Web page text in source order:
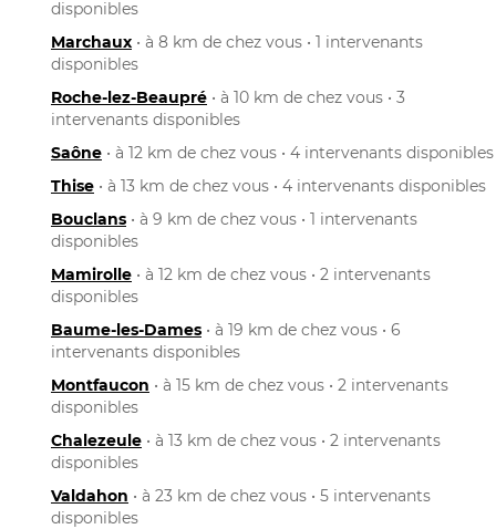
disponibles
Marchaux • à 8 km de chez vous • 1 intervenants
disponibles
Roche-lez-Beaupré • à 10 km de chez vous • 3
intervenants disponibles
Saône • à 12 km de chez vous • 4 intervenants disponibles
Thise • à 13 km de chez vous • 4 intervenants disponibles
Bouclans • à 9 km de chez vous • 1 intervenants
disponibles
Mamirolle • à 12 km de chez vous • 2 intervenants
disponibles
Baume-les-Dames • à 19 km de chez vous • 6
intervenants disponibles
Montfaucon • à 15 km de chez vous • 2 intervenants
disponibles
Chalezeule • à 13 km de chez vous • 2 intervenants
disponibles
Valdahon • à 23 km de chez vous • 5 intervenants
disponibles